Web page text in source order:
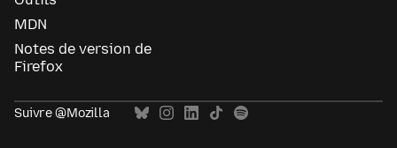
MDN
Notes de version de
Firefox
Suivre @Mozilla